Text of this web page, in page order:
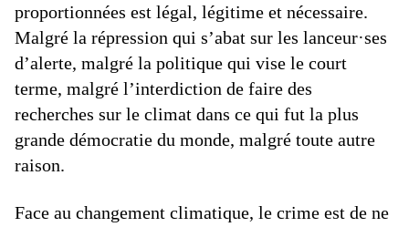
proportionnées est légal, légitime et nécessaire.
Malgré la répression qui s’abat sur les lanceur·ses
d’alerte, malgré la politique qui vise le court
terme, malgré l’interdiction de faire des
recherches sur le climat dans ce qui fut la plus
grande démocratie du monde, malgré toute autre
raison.
Face au changement climatique, le crime est de ne